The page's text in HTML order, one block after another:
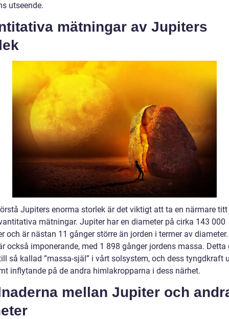
utseende.
mätningar av Jupiters
Jupiters enorma storlek är det viktigt att ta en närmare
mätningar. Jupiter har en diameter på cirka 143 000
och är nästan 11 gånger större än jorden i termer av
också imponerande, med 1 898 gånger jordens massa. Detta
så kallad ”massa-själ” i vårt solsystem, och dess tyngdkraft
inflytande på de andra himlakropparna i dess närhet.
mellan Jupiter och